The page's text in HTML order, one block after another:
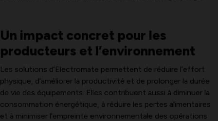
Un impact concret pour les
producteurs et l’environnement
Les solutions d’Electromate permettent de réduire l’effort
physique, d’améliorer la productivité et de prolonger la durée
de vie des équipements. Elles contribuent aussi à diminuer la
consommation énergétique, à réduire les pertes alimentaires
et à minimiser l’empreinte environnementale des opérations